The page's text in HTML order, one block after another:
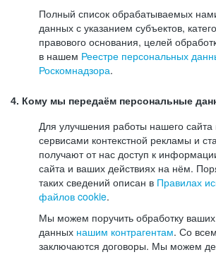
Полный список обрабатываемых
данных с указанием субъектов,
правового основания, целей
в нашем Реестре персональных
Роскомнадзора.
4. Кому мы передаём персональные
Для улучшения работы нашего
сервисами контекстной рекламы и
получают от нас доступ к
сайта и ваших действиях на нём.
таких сведений описан в Правилах
файлов cookie.
Мы можем поручить обработку
данных нашим контрагентам. Со
заключаются договоры. Мы можем